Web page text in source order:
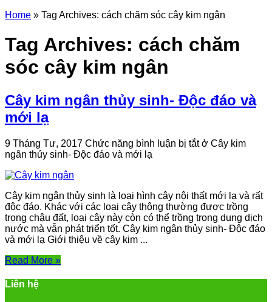
Home » Tag Archives: cách chăm sóc cây kim ngân
Tag Archives: cách chăm
sóc cây kim ngân
Cây kim ngân thủy sinh- Độc đáo và
mới lạ
9 Tháng Tư, 2017 Chức năng bình luận bị tắtở Cây kim
ngân thủy sinh- Độc đáo và mới lạ
Cây kim ngân thủy sinh là loại hình cây nội thất mới lạ và rất
độc đáo. Khác với các loại cây thông thường được trồng
trong chậu đất, loại cây này còn có thể trồng trong dung dịch
nước mà vẫn phát triển tốt. Cây kim ngân thủy sinh- Độc đáo
và mới lạ Giới thiệu về cây kim ...
Read More »
Liên hệ